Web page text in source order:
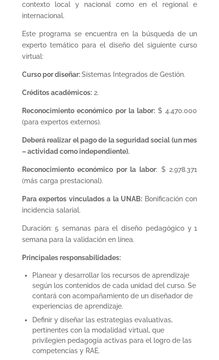
contexto local y nacional como en el regional e
internacional.
Este programa se encuentra en la búsqueda de un
experto temático para el diseño del siguiente curso
virtual:
Curso por diseñar:Sistemas Integrados de Gestión.
Créditos académicos:2.
Reconocimiento económico por la labor: $ 4.470.000
(para expertos externos).
Deberá realizar el pago de la seguridad social (un mes
– actividad como independiente).
Reconocimiento económico por la labor: $ 2.978.371
(más carga prestacional).
Para expertos vinculados a la UNAB: Bonificación con
incidencia salarial.
Duración: 5 semanas para el diseño pedagógico y 1
semana para la validación en línea.
Principales responsabilidades:
Planear y desarrollar los recursos de aprendizaje
según los contenidos de cada unidad del curso. Se
contará con acompañamiento de un diseñador de
experiencias de aprendizaje.
Definir y diseñar las estrategias evaluativas,
pertinentes con la modalidad virtual, que
privilegien pedagogía activas para el logro de las
competencias y RAE.